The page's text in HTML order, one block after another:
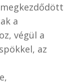
a
végül a
az